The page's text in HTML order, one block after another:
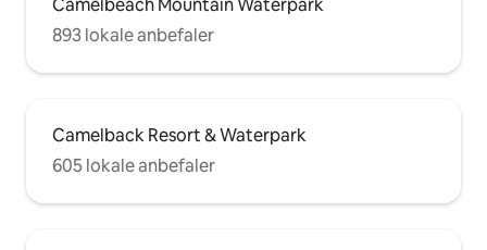
Camelbeach Mountain Waterpark
893 lokale anbefaler
Camelback Resort & Waterpark
605 lokale anbefaler